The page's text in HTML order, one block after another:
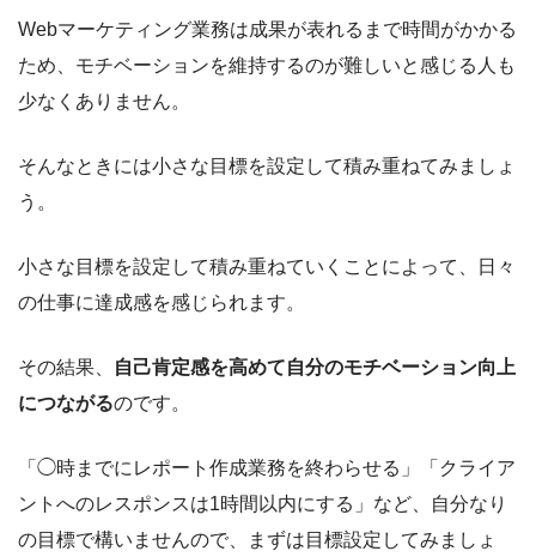
Webマーケティング業務は成果が表れるまで時間がかかる
ため、モチベーションを維持するのが難しいと感じる人も
少なくありません。
そんなときには小さな目標を設定して積み重ねてみましょ
う。
小さな目標を設定して積み重ねていくことによって、日々
の仕事に達成感を感じられます。
その結果、
自己肯定感を高めて自分のモチベーション向上
につながるのです。
「◯時までにレポート作成業務を終わらせる」「クライア
ントへのレスポンスは1時間以内にする」など、自分なり
の目標で構いませんので、まずは目標設定してみましょ